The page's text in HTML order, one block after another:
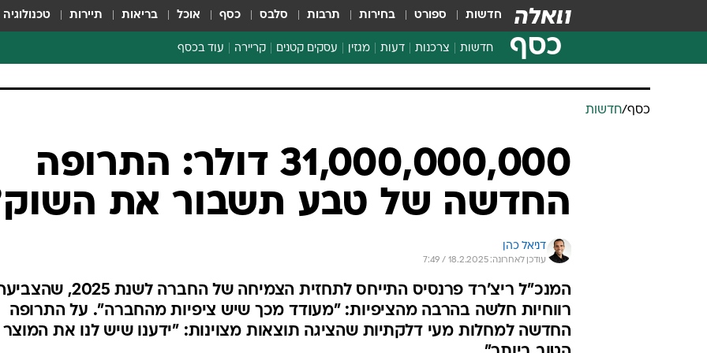
חדשות ספורט בחירות תרבות סלבס כסף אוכל בריאות תיירות טכנולוגיה
כסף חדשות צרכנות
השוואת מחירים
צרכנות פיננסית
דעות מגזין עסקים קטנים קריירה עוד בכסף
קריפטו
הלאונג'
ספורט ביזנס
31,000,000,000 דולר: התרופה